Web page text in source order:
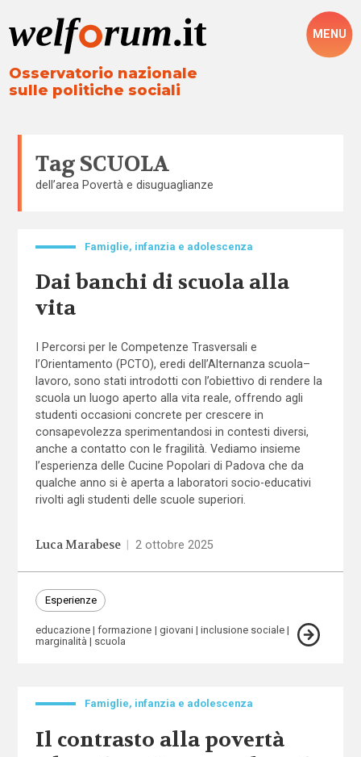
Osservatorio nazionale
sulle politiche sociali
MENU
Tag SCUOLA
dell’area Povertà e disuguaglianze
Famiglie, infanzia e adolescenza
Dai banchi di scuola alla
vita
I Percorsi per le Competenze Trasversali e
l’Orientamento (PCTO), eredi dell’Alternanza scuola–
lavoro, sono stati introdotti con l’obiettivo di rendere la
scuola un luogo aperto alla vita reale, offrendo agli
studenti occasioni concrete per crescere in
consapevolezza sperimentandosi in contesti diversi,
anche a contatto con le fragilità. Vediamo insieme
l’esperienza delle Cucine Popolari di Padova che da
qualche anno si è aperta a laboratori socio-educativi
rivolti agli studenti delle scuole superiori.
Luca Marabese 2 ottobre 2025
Esperienze
educazione formazione giovani
inclusione sociale
marginalità
scuola
Famiglie, infanzia e adolescenza
Il contrasto alla povertà